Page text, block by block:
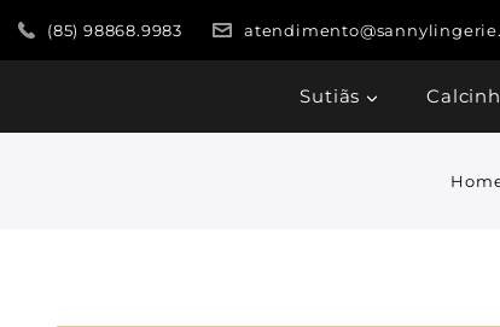
(85) 98868.9983
Sutiãs